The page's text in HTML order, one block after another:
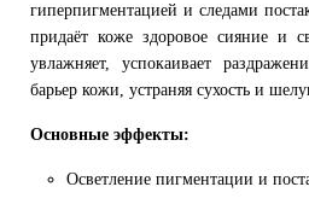
гиперпигментацией и следами
придаёт коже здоровое сияние и
увлажняет, успокаивает
барьер кожи, устраняя сухость и
Основные эффекты:
Осветление пигментации и